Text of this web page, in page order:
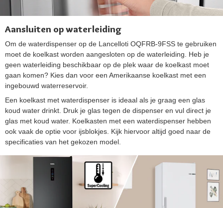
Aansluiten op waterleiding
Om de waterdispenser op de Lancelloti OQFRB-9FSS te gebruiken
moet de koelkast worden aangesloten op de waterleiding. Heb je
geen waterleiding beschikbaar op de plek waar de koelkast moet
gaan komen? Kies dan voor een Amerikaanse koelkast met een
ingebouwd waterreservoir.
Een koelkast met waterdispenser is ideaal als je graag een glas
koud water drinkt. Druk je glas tegen de dispenser en vul direct je
glas met koud water. Koelkasten met een waterdispenser hebben
ook vaak de optie voor ijsblokjes. Kijk hiervoor altijd goed naar de
specificaties van het gekozen model.